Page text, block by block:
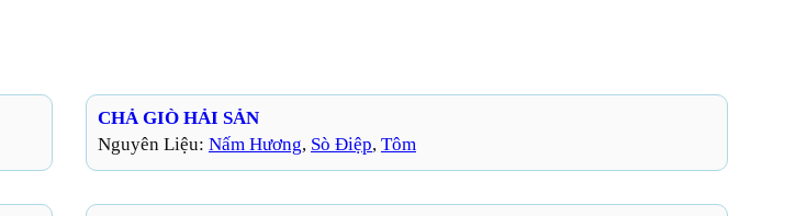
CHẢ GIÒ HẢI SẢN
Nguyên Liệu: Nấm Hương, Sò Điệp, Tôm